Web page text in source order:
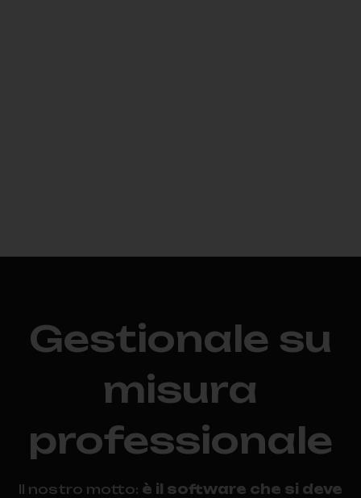
Gestionale su
misura
professionale
Il nostro motto: è il software che si deve